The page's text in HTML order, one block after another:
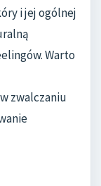
i jej ogólnej
Warto
zwalczaniu